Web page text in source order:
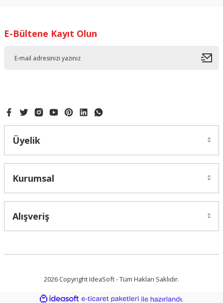
Ürün resmi kalitesiz, bozuk veya görüntülenemiyor.
E-Bültene Kayıt Olun
Üyelik
Kurumsal
Alışveriş
2026 Copyright IdeaSoft - Tüm Hakları Saklıdır.
ideasoft e-